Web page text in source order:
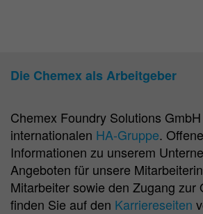
Die Chemex als Arbeitgeber
Chemex Foundry Solutions
internationalen HA-Gruppe.
Informationen zu unserem
Angeboten für unsere
Mitarbeiter sowie den Zugang zur
finden Sie auf den Karriereseiten